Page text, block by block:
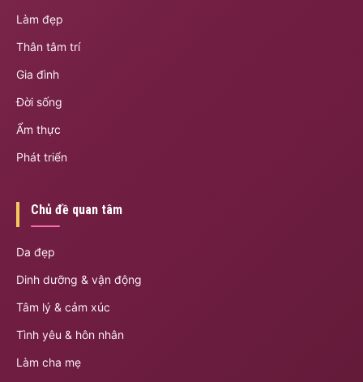
Làm đẹp
Thân tâm trí
Gia đình
Đời sống
Ẩm thực
Phát triển
Chủ đề quan tâm
Da đẹp
Dinh dưỡng & vận động
Tâm lý & cảm xúc
Tình yêu & hôn nhân
Làm cha mẹ